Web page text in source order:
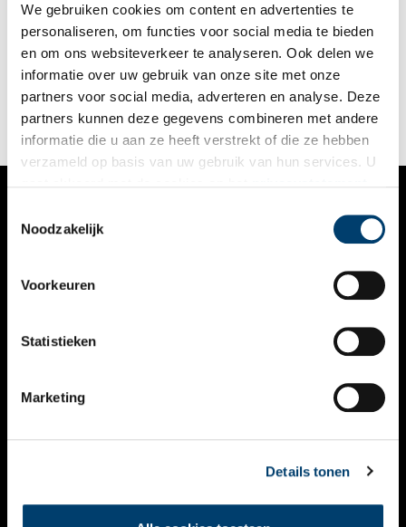
We gebruiken cookies om content en advertenties te
personaliseren, om functies voor social media te bieden
en om ons websiteverkeer te analyseren. Ook delen we
informatie over uw gebruik van onze site met onze
partners voor social media, adverteren en analyse. Deze
partners kunnen deze gegevens combineren met andere
informatie die u aan ze heeft verstrekt of die ze hebben
verzameld op basis van uw gebruik van hun services. U
Noodzakelijk
Voorkeuren
Statistieken
Marketing
Details tonen
Heemstede en Bennebroek hebben veel groen en een dorps
karakter. Dat karakter wil de 1300 leden tellende Historische
Vereniging Heemstede-Bennebroek, die binnenkort het 75-
jarig jubileum viert, dan ook graag behouden. Jaap Verschoor,
die twaalf jaar voorzitter was en Wim Gohres, voorzitter sinds
een half jaar, vertellen er graag over.
VERHALEN
KALENDER
THEMA’S
VIDEO’S
CONTACT